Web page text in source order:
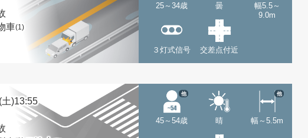
車(1)
25～34歳 曇
幅5.5～
9.0m
３灯式信号 交差点付近
)13:55
45～54歳
他
晴 幅～5.5m
他